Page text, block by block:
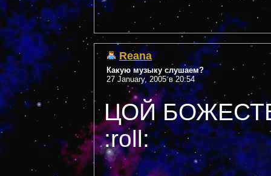
Reana
Какую музыку слушаем?
27 January, 2005 в 20:54
ЦОЙ
:roll: